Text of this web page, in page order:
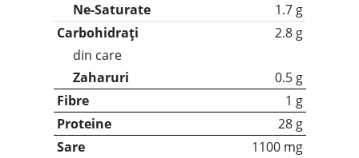
Ne-Saturate
1.7 g
Carbohidrați
2.8 g
din care
Zaharuri
0.5 g
Fibre
1 g
Proteine
28 g
Sare
1100 mg